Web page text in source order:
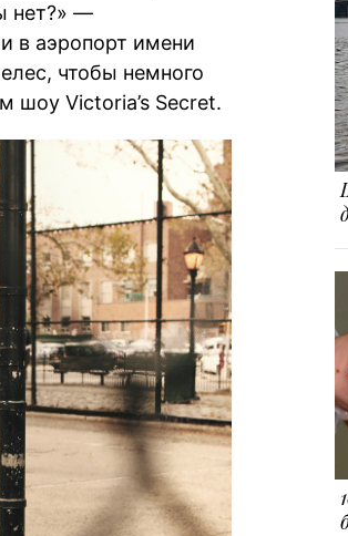
нет?» —
в аэропорт имени
чтобы немного
шоу Victoria’s Secret.